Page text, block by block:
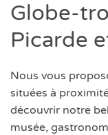
Globe-
Picarde
Nous vous
situées à
découvrir notre
musée,